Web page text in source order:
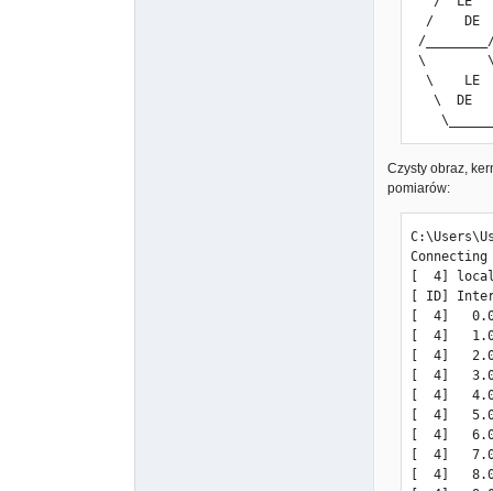
[  4]
[  4]
- - - - -
[ ID]
[  4]
[  4]
iperf
[  4] local
[ ID]
[  4]
[  4]
[  4]
[  4]
[  4]
[  4]
[  4]
[  4]
[  4]
[  4]
- - - - -
[ ID]
\        \   DE  /
  \    LE  \     /  -----------------------------------------------------------
   \  DE    \   /    Reboot (17.01-SNAPSHOT, r3511-4151752)
Czysty obraz,
pomiarów:
[  4] local
[ ID]
[  4]
[  4]
[  4]
[  4]
[  4]
[  4]
[  4]
[  4]
[  4]